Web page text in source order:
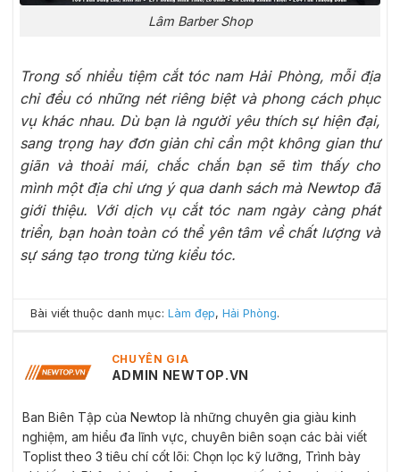
Lâm Barber Shop
Trong số nhiều tiệm cắt tóc nam Hải Phòng, mỗi địa
chỉ đều có những nét riêng biệt và phong cách phục
vụ khác nhau. Dù bạn là người yêu thích sự hiện đại,
sang trọng hay đơn giản chỉ cần một không gian thư
giãn và thoải mái, chắc chắn bạn sẽ tìm thấy cho
mình một địa chỉ ưng ý qua danh sách mà Newtop đã
giới thiệu. Với dịch vụ cắt tóc nam ngày càng phát
triển, bạn hoàn toàn có thể yên tâm về chất lượng và
sự sáng tạo trong từng kiểu tóc.
Bài viết thuộc danh mục:Làm đẹp,Hải Phòng.
CHUYÊN GIA
ADMIN NEWTOP.VN
Ban Biên Tập của Newtop là những chuyên gia giàu kinh
nghiệm, am hiểu đa lĩnh vực, chuyên biên soạn các bài viết
Toplist theo 3 tiêu chí cốt lõi: Chọn lọc kỹ lưỡng, Trình bày